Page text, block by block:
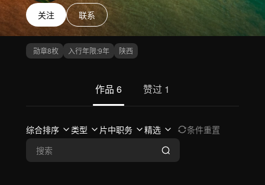
关注 联系
勋章8枚 入行年限:9年 陕西
作品 6 赞过 1
综合排序 类型 片中职务 精选 条件重置